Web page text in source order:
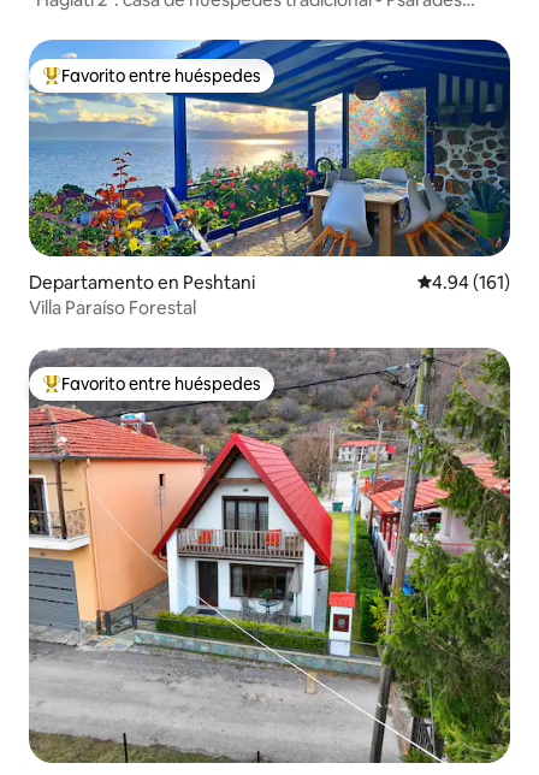
De los mejores en Favorito entre huéspedes
Favorito entre huéspedes
Departamento en Peshtani Calificación
4.94 (161)
Villa Paraíso Forestal
De los mejores en Favorito entre huéspedes
Favorito entre huéspedes